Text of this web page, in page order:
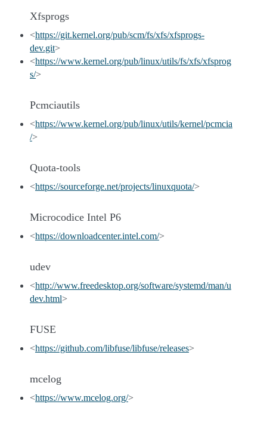
Xfsprogs
<https://git.kernel.org/pub/scm/fs/xfs/xfsprogs-
dev.git>
<https://www.kernel.org/pub/linux/utils/fs/xfs/xfsprog
s/>
Pcmciautils
<https://www.kernel.org/pub/linux/utils/kernel/pcmcia
/>
Quota-tools
<https://sourceforge.net/projects/linuxquota/>
Microcodice Intel P6
<https://downloadcenter.intel.com/>
udev
<http://www.freedesktop.org/software/systemd/man/u
dev.html>
FUSE
<https://github.com/libfuse/libfuse/releases>
mcelog
<https://www.mcelog.org/>